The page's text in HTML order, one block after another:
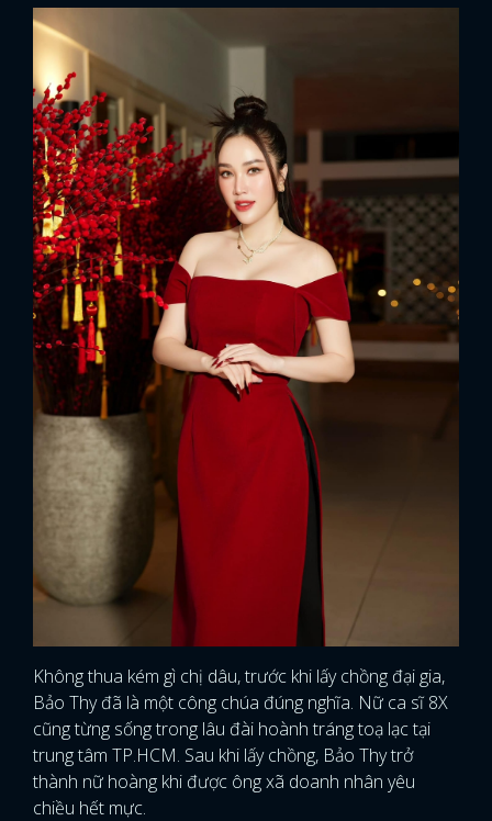
Không thua kém gì chị dâu, trước khi lấy chồng đại gia,
Bảo Thy đã là một công chúa đúng nghĩa. Nữ ca sĩ 8X
cũng từng sống trong lâu đài hoành tráng toạ lạc tại
trung tâm TP.HCM. Sau khi lấy chồng, Bảo Thy trở
thành nữ hoàng khi được ông xã doanh nhân yêu
chiều hết mực.